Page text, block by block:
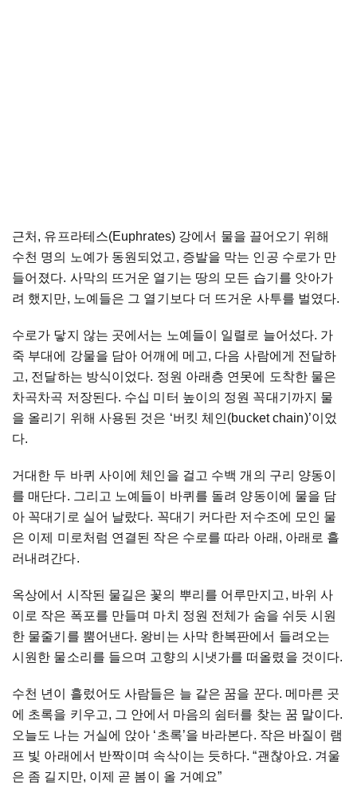
근처 , 유프라테스(Euphrates) 강에서 물을 끌어오기
위해
수천 명의 노예가 동원되었고 , 증발을 막는 인공 수로가 만
들어졌다. 사막의 뜨거운 열기는 땅의 모든 습기를 앗아가
려 했지만, 노예들은 그 열기보다 더 뜨거운 사투를 벌였다.
수로가 닿지 않는 곳에서는 노예들이 일렬로 늘어섰다. 가
죽 부대에 강물을 담아 어깨에 메고, 다음 사람에게 전달하
고, 전달하는 방식이었다. 정원 아래층 연못에 도착한 물은
차곡차곡 저장된다. 수십 미터 높이의 정원 꼭대기까지
물
을 올리기 위해 사용된 것은 ‘버킷 체인(bucket chain)’이었
다.
거대한 두 바퀴 사이에 체인을 걸고 수백 개의 구리 양동이
를 매단다. 그리고 노예들이 바퀴를 돌려 양동이에 물을 담
아 꼭대기로 실어 날랐다. 꼭대기 커다란 저수조에 모인 물
은 이제 미로처럼 연결된 작은 수로를 따라 아래 , 아래로 흘
러내려간다.
옥상에서 시작된 물길은 꽃의 뿌리를 어루만지고 , 바위 사
이로 작은 폭포를 만들며 마치 정원 전체가 숨을 쉬듯 시원
한 물줄기를 뿜어낸다. 왕비는 사막 한복판에서 들려오는
시원한 물소리를 들으며 고향의 시냇가를 떠올렸을 것이다.
수천 년이 흘렀어도 사람들은 늘 같은 꿈을 꾼다. 메마른 곳
에 초록을 키우고, 그 안에서 마음의 쉼터를 찾는 꿈 말이다.
오늘도 나는 거실에 앉아 ‘초록’을 바라본다. 작은 바질이
램
프 빛 아래에서 반짝이며 속삭이는 듯하다. “괜찮아요. 겨울
은 좀 길지만, 이제 곧 봄이 올 거예요”